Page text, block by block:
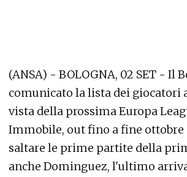
(ANSA) - BOLOGNA, 02 SET - Il
comunicato la lista dei giocatori
vista della prossima Europa
Immobile, out fino a fine ottobre
saltare le prime partite della
anche Dominguez, l'ultimo